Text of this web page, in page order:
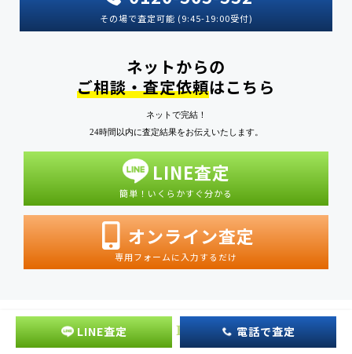
その場で査定可能 (9:45-19:00受付)
ネットからの
ご相談・査定依頼はこちら
ネットで完結！
24時間以内に査定結果をお伝えいたします。
LINE査定
簡単！いくらかすぐ分かる
オンライン査定
専用フォームに入力するだけ
LINE査定 電話で査定